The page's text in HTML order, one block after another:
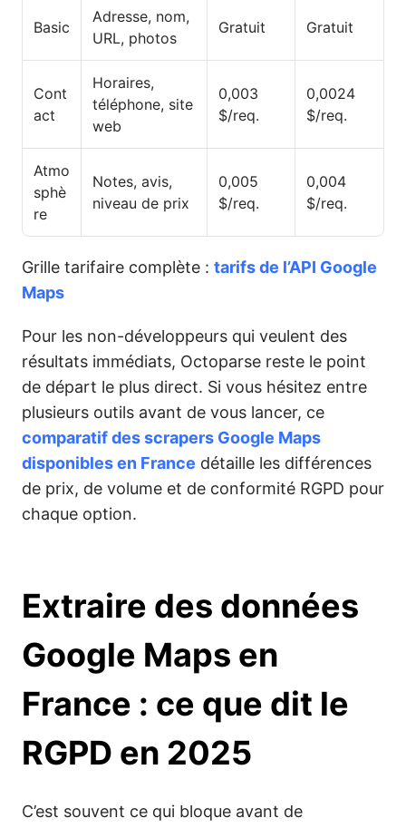
Basic
Adresse, nom,
URL, photos
Gratuit Gratuit
Cont
act
Horaires,
téléphone, site
web
0,003
$/req.
0,0024
$/req.
Atmo
sphè
re
Notes, avis,
niveau de prix
0,005
$/req.
0,004
$/req.
Grille tarifaire complète : tarifs de l’API Google
Maps
Pour les non-développeurs qui veulent des
résultats immédiats, Octoparse reste le point
de départ le plus direct. Si vous hésitez entre
plusieurs outils avant de vous lancer, ce
comparatif des scrapers Google Maps
disponibles en France détaille les différences
de prix, de volume et de conformité RGPD pour
chaque option.
Extraire des données
Google Maps en
France : ce que dit le
RGPD en 2025
C’est souvent ce qui bloque avant de